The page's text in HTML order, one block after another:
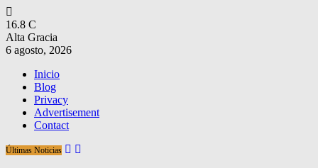
16.8 C
Alta Gracia
6 agosto, 2026
Inicio
Blog
Privacy
Advertisement
Contact
Últimas Noticias